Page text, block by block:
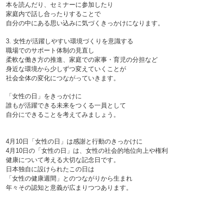
本を読んだり、セミナーに参加したり
家庭内で話し合ったりすることで
自分の中にある思い込みに気づくきっかけになります。
3. 女性が活躍しやすい環境づくりを意識する
職場でのサポート体制の見直し
柔軟な働き方の推進、家庭での家事・育児の分担など
身近な環境から少しずつ変えていくことが
社会全体の変化につながっていきます。
「女性の日」をきっかけに
誰もが活躍できる未来をつくる一員として
自分にできることを考えてみましょう。
4月10日「女性の日」は感謝と行動のきっかけに
4月10日の「女性の日」は、女性の社会的地位向上や権利
健康について考える大切な記念日です。
日本独自に設けられたこの日は
「女性の健康週間」とのつながりから生まれ
年々その認知と意義が広まりつつあります。